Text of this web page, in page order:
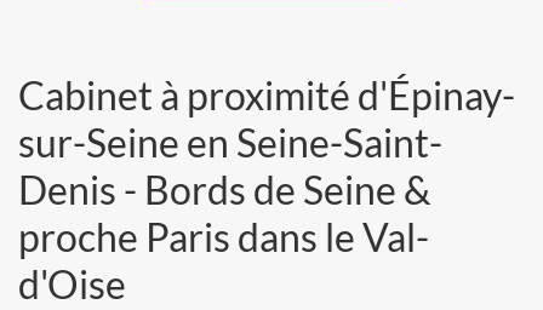
Cabinet à proximité d'Épinay-
sur-Seine en Seine-Saint-
Denis - Bords de Seine &
proche Paris dans le Val-
d'Oise